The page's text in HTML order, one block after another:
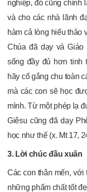
nghiệp, đó cũng chính
và cho các nhà lãnh
hàm cả lòng hiếu thảo
Chúa đã dạy và
sống đầy đủ hơn tinh
hãy cố gắng chu toàn
mà các con sẽ học
mình. Từ một phép lạ
Giêsu cũng đã dạy
học như thế (x. Mt 17,
3. Lời chúc đầu xuân
Các con thân mến,
những phẩm chất tốt